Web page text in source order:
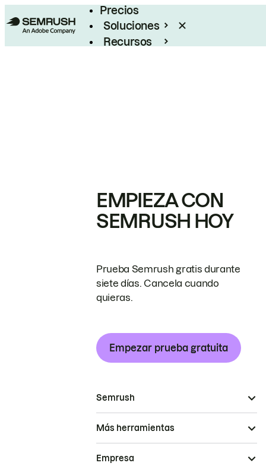
Precios
Soluciones
Recursos
EMPIEZA CON
SEMRUSH HOY
Prueba Semrush gratis durante
siete días. Cancela cuando
quieras.
Empezar prueba gratuita
Semrush
Más herramientas
Empresa